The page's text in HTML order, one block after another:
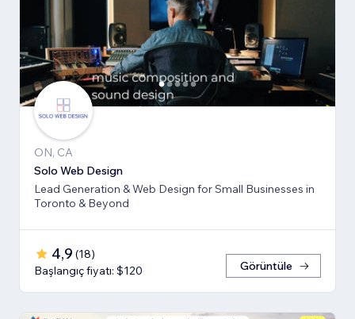
ON, CA
Solo Web Design
Lead Generation & Web Design for Small Businesses in
Toronto & Beyond
4,9 (18)
Başlangıç fiyatı: $120
Görüntüle